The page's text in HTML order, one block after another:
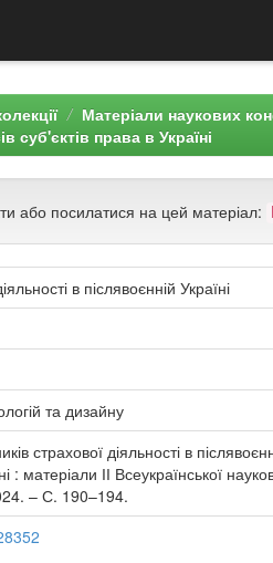
Матеріали наукових
суб'єктів права в Україні
або посилатися на цей матеріал:
в післявоєнній Україні
та дизайну
страхової діяльності в
: матеріали ІІ Всеукраїнської
– С. 190–194.